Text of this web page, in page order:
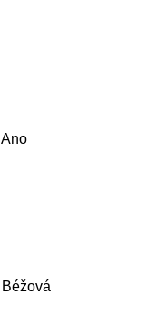
Ano
Béžová